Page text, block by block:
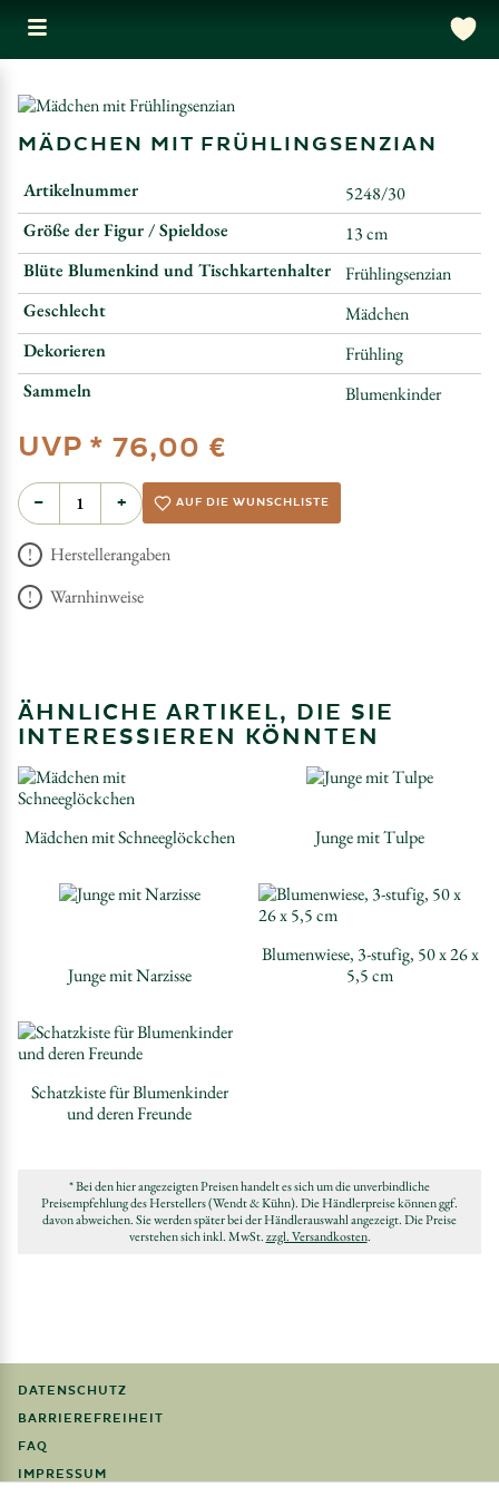
MÄDCHEN MIT FRÜHLINGSENZIAN
Artikelnummer
5248/30
Größe der Figur / Spieldose
13 cm
Blüte Blumenkind und Tischkartenhalter
Frühlingsenzian
Geschlecht
Mädchen
Dekorieren
Frühling
Sammeln
Blumenkinder
UVP * 76,00 €
− + AUF DIE WUNSCHLISTE
Herstellerangaben
Warnhinweise
ÄHNLICHE ARTIKEL, DIE SIE
INTERESSIEREN KÖNNTEN
Mädchen mit Schneeglöckchen Junge mit Tulpe
Junge mit Narzisse
Blumenwiese, 3-stufig, 50 x 26 x
5,5 cm
Schatzkiste für Blumenkinder
und deren Freunde
* Bei den hier angezeigten Preisen handelt es sich um die unverbindliche
Preisempfehlung des Herstellers (Wendt & Kühn). Die Händlerpreise können ggf.
davon abweichen. Sie werden später bei der Händlerauswahl angezeigt. Die Preise
verstehen sich inkl. MwSt.zzgl. Versandkosten.
DATENSCHUTZ
BARRIEREFREIHEIT
FAQ
IMPRESSUM